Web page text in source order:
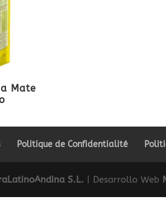
Mate
Politique de Confidentialité
S.L. | Desarrollo Web